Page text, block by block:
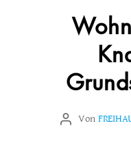
Beitragsautor
Von